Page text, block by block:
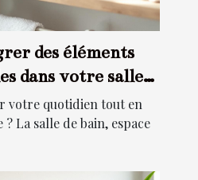
des éléments
dans votre salle
votre quotidien tout en
La salle de bain, espace